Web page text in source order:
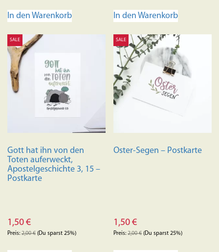
In den Warenkorb In den Warenkorb
SALE
Gott hat ihn von den
Toten auferweckt,
Apostelgeschichte 3, 15 –
Postkarte
1,50 €
Preis: 2,00€ (Du sparst 25%)
SALE
Oster-Segen – Postkarte
1,50€
Preis:2,00€(Du sparst 25%)